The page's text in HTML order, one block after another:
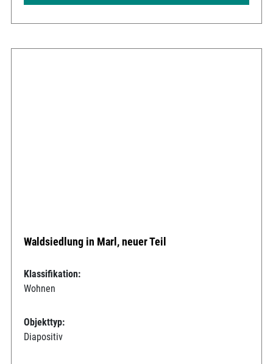
Waldsiedlung in Marl, neuer Teil
Klassifikation:
Wohnen
Objekttyp:
Diapositiv